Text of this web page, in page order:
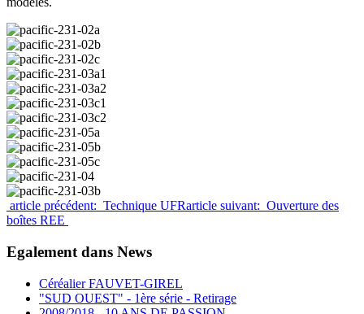
article précédent: Technique UFRarticle suivant: Ouverture des
boîtes REE
Egalement dans News
Céréalier FAUVET-GIREL
"SUD OUEST" - 1ère série - Retirage